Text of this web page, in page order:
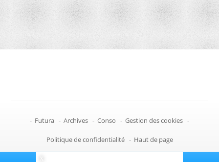
- Futura - Archives - Conso - Gestion des cookies -
Politique de confidentialité - Haut de page